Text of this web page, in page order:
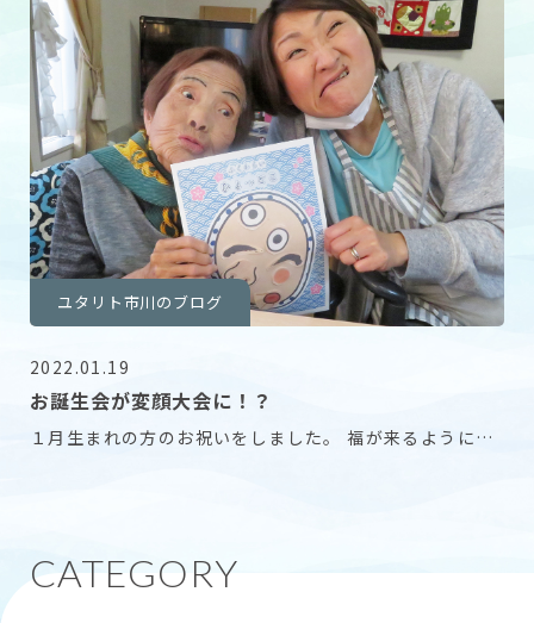
ユタリト市川のブログ
2022.01.19
お誕生会が変顔大会に！？
１月生まれの方のお祝いをしました。 福が来るようにと